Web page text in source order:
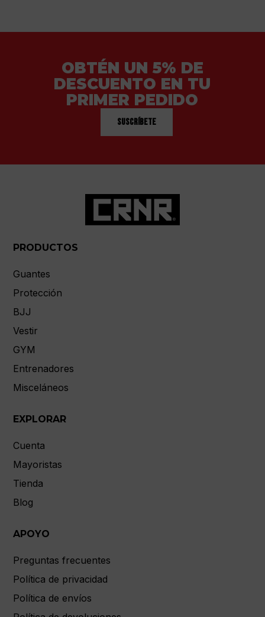
OBTÉN UN 5% DE
DESCUENTO EN TU
PRIMER PEDIDO
Suscríbete
PRODUCTOS
Guantes
Protección
BJJ
Vestir
GYM
Entrenadores
Misceláneos
EXPLORAR
Cuenta
Mayoristas
Tienda
Blog
APOYO
Preguntas frecuentes
Política de privacidad
Política de envíos